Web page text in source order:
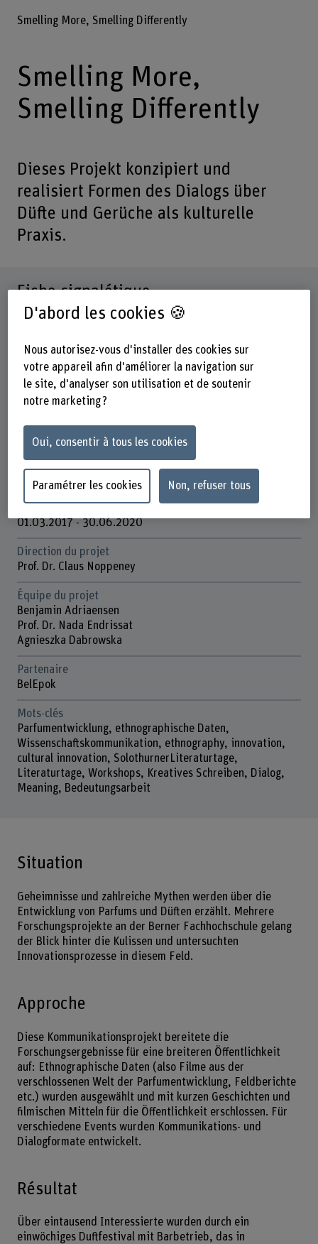
Smelling More, Smelling Differently
Smelling More,
Smelling Differently
Dieses Projekt konzipiert und
realisiert Formen des Dialogs über
Düfte und Gerüche als kulturelle
Praxis.
Fiche signalétique
Gestion
Institut(s)
Institute for Innovation and Strategic Entrepreneurship
Strategisches Unternehmertum
Organisation d'encouragement
FNS
01.03.2017 - 30.06.2020
Direction du projet
Prof. Dr. Claus Noppeney
Équipe du projet
Benjamin Adriaensen
Prof. Dr. Nada Endrissat
Agnieszka Dabrowska
Partenaire
BelEpok
Mots-clés
Parfumentwicklung, ethnographische Daten,
Wissenschaftskommunikation, ethnography, innovation,
cultural innovation, SolothurnerLiteraturtage,
Literaturtage, Workshops, Kreatives Schreiben, Dialog,
Meaning, Bedeutungsarbeit
Situation
Geheimnisse und zahlreiche Mythen werden über die
Entwicklung von Parfums und Düften erzählt. Mehrere
Forschungsprojekte an der Berner Fachhochschule gelang
der Blick hinter die Kulissen und untersuchten
Innovationsprozesse in diesem Feld.
Approche
Diese Kommunikationsprojekt bereitete die
Forschungsergebnisse für eine breiteren Öffentlichkeit
auf: Ethnographische Daten (also Filme aus der
verschlossenen Welt der Parfumentwicklung, Feldberichte
etc.) wurden ausgewählt und mit kurzen Geschichten und
filmischen Mitteln für die Öffentlichkeit erschlossen. Für
verschiedene Events wurden Kommunikations- und
Dialogformate entwickelt.
Résultat
Über eintausend Interessierte wurden durch ein
einwöchiges Duftfestival mit Barbetrieb, das in
D'abord les cookies 🍪
Nous autorisez-vous d'installer des cookies sur
votre appareil afin d'améliorer la navigation sur
le site, d'analyser son utilisation et de soutenir
notre marketing ?
Oui, consentir à tous les cookies
Paramétrer les cookies Non, refuser tous